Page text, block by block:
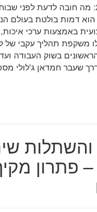
חמדאן ג'לולי ב-2026: מה חובה לדעת
הוא דמות בולטת בעולם
באמצעות ערכי איכות,
משקפת תהליך עקבי של
בשוק העבודה ועד
– פתרון